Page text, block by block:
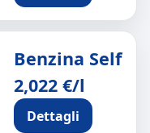
Benzina Self
2,022 €/l
Dettagli